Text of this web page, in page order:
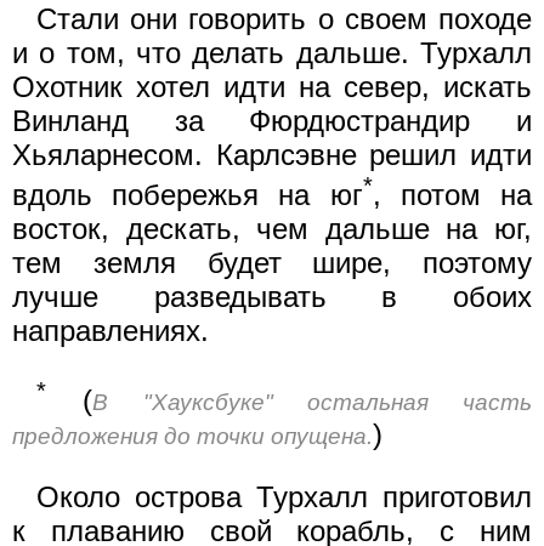
Стали они говорить о своем походе
и о том, что делать дальше. Турхалл
Охотник хотел идти на север, искать
Винланд за Фюрдюстрандир и
Хьяларнесом. Карлсэвне решил идти
вдоль побережья на юг*, потом на
восток, дескать, чем дальше на юг,
тем земля будет шире, поэтому
лучше разведывать в обоих
направлениях.
* (В "Хауксбуке" остальная часть
предложения до точки опущена.)
Около острова Турхалл приготовил
к плаванию свой корабль, с ним